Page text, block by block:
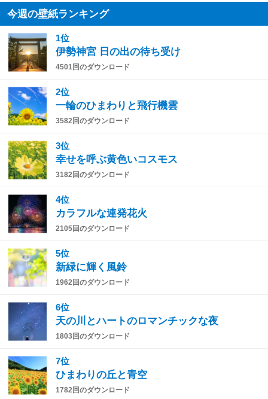
今週の壁紙ランキング
1位
伊勢神宮 日の出の待ち受け
4501回のダウンロード
2位
一輪のひまわりと飛行機雲
3582回のダウンロード
3位
幸せを呼ぶ黄色いコスモス
3182回のダウンロード
4位
カラフルな連発花火
2105回のダウンロード
5位
新緑に輝く風鈴
1962回のダウンロード
6位
天の川とハートのロマンチックな夜
1803回のダウンロード
7位
ひまわりの丘と青空
1782回のダウンロード